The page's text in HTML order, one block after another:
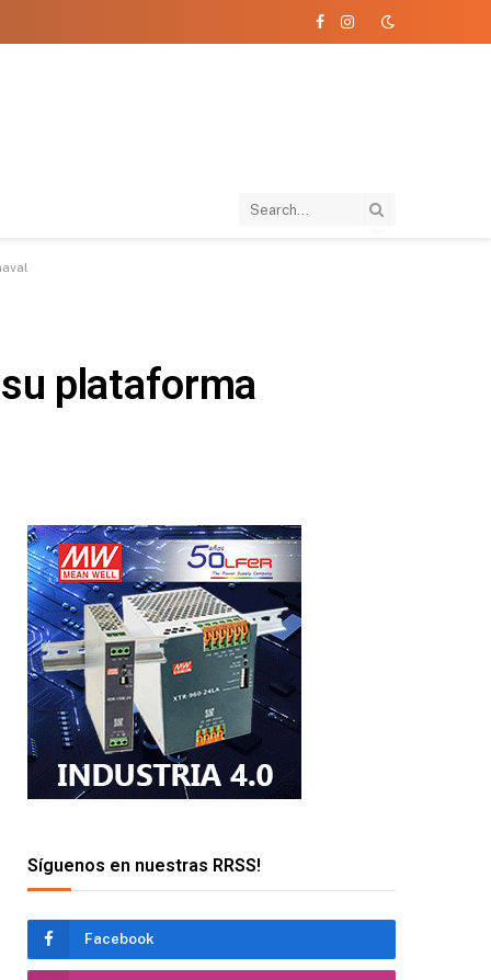
Facebook
Instagram
plataforma
Síguenos en nuestras RRSS!
Facebook